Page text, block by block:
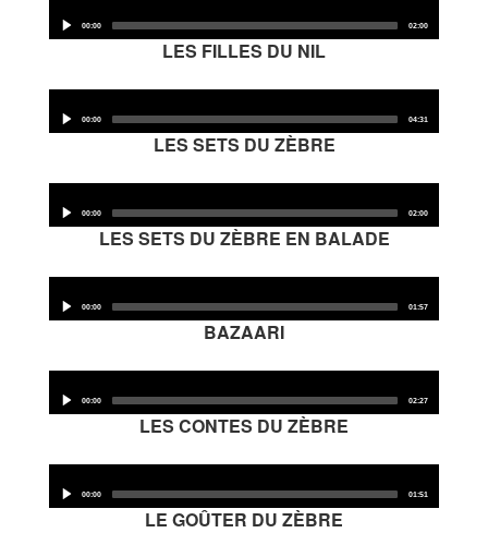
Player
00:00 02:00
LES FILLES DU NIL
Player
00:00 04:31
LES SETS DU ZÈBRE
Player
00:00 02:00
LES SETS DU ZÈBRE EN BALADE
Player
00:00 01:57
BAZAARI
Player
00:00 02:27
LES CONTES DU ZÈBRE
Player
00:00 01:51
LE GOÛTER DU ZÈBRE